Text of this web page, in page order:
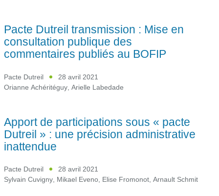
Pacte Dutreil transmission : Mise en
consultation publique des
commentaires publiés au BOFIP
Pacte Dutreil
28 avril 2021
Orianne Achéritéguy Arielle Labedade
Apport de participations sous « pacte
Dutreil » : une précision administrative
inattendue
Pacte Dutreil
28 avril 2021
Sylvain Cuvigny Mikael Eveno Elise Fromonot Arnault Schmit